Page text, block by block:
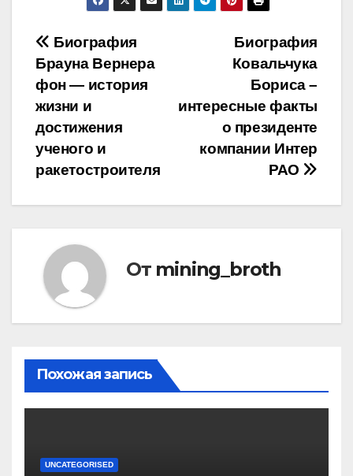
Навигация
по
записям
Биография
Ковальчука
Бориса –
интересные факты
о президенте
компании Интер
РАО
Биография
Брауна Вернера
фон — история
жизни и
достижения
ученого и
ракетостроителя
От mining_broth
Похожая запись
UNCATEGORISED